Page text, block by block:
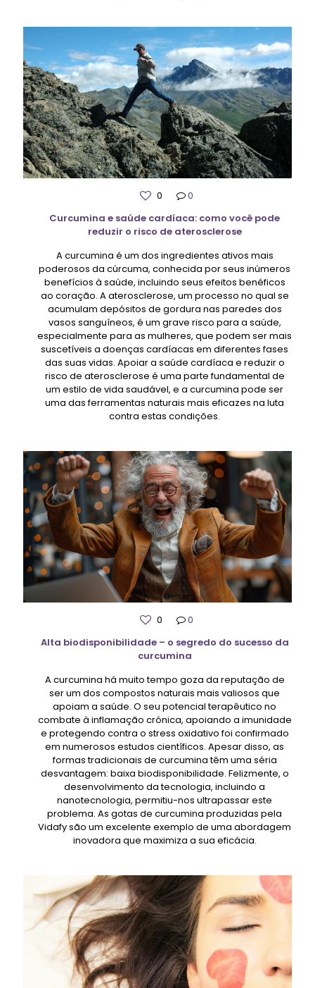
0
0
Curcumina e saúde cardíaca: como você pode
reduzir o risco de aterosclerose
A curcumina é um dos ingredientes ativos mais
poderosos da cúrcuma, conhecida por seus inúmeros
benefícios à saúde, incluindo seus efeitos benéficos
ao coração. A aterosclerose, um processo no qual se
acumulam depósitos de gordura nas paredes dos
vasos sanguíneos, é um grave risco para a saúde,
especialmente para as mulheres, que podem ser mais
suscetíveis a doenças cardíacas em diferentes fases
das suas vidas. Apoiar a saúde cardíaca e reduzir o
risco de aterosclerose é uma parte fundamental de
um estilo de vida saudável, e a curcumina pode ser
uma das ferramentas naturais mais eficazes na luta
contra estas condições.
0
0
Alta biodisponibilidade – o segredo do sucesso da
curcumina
A curcumina há muito tempo goza da reputação de
ser um dos compostos naturais mais valiosos que
apoiam a saúde. O seu potencial terapêutico no
combate à inflamação crónica, apoiando a imunidade
e protegendo contra o stress oxidativo foi confirmado
em numerosos estudos científicos. Apesar disso, as
formas tradicionais de curcumina têm uma séria
desvantagem: baixa biodisponibilidade. Felizmente, o
desenvolvimento da tecnologia, incluindo a
nanotecnologia, permitiu-nos ultrapassar este
problema. As gotas de curcumina produzidas pela
Vidafy são um excelente exemplo de uma abordagem
inovadora que maximiza a sua eficácia.